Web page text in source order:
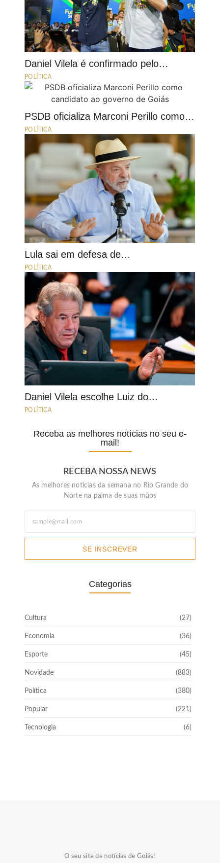
Daniel Vilela é confirmado pelo…
POLÍTICA
PSDB oficializa Marconi Perillo como…
POLÍTICA
Lula sai em defesa de…
POLÍTICA
Daniel Vilela escolhe Luiz do…
POLÍTICA
Receba as melhores notícias no seu e-
mail!
RECEBA NOSSA NEWS
As melhores noticias da semana no Rio Grande do
Norte na palma de suas mãos
SE INSCREVER
Categorias
Cultura (27)
Economia (36)
Esporte (45)
Novidade (883)
Política (380)
Popular (221)
Tecnologia (6)
O seu site de notícias de Goiás!